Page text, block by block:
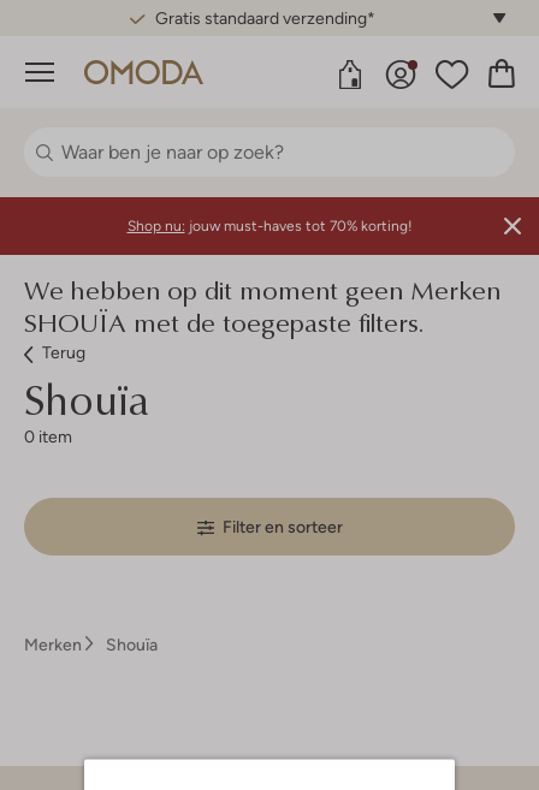
Gratis standaard verzending*
Menu
Shop nu: jouw must-haves tot 70% korting!
We hebben op dit moment geen Merken
SHOUÏA met de toegepaste filters.
Terug
Shouïa
0 item
Filter en sorteer
Merken Shouïa